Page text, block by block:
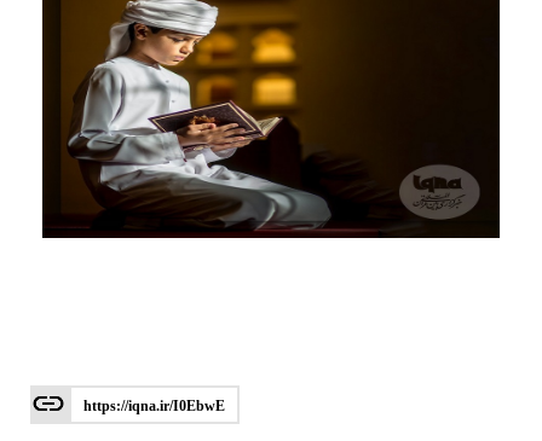
https://iqna.ir/I0EbwE